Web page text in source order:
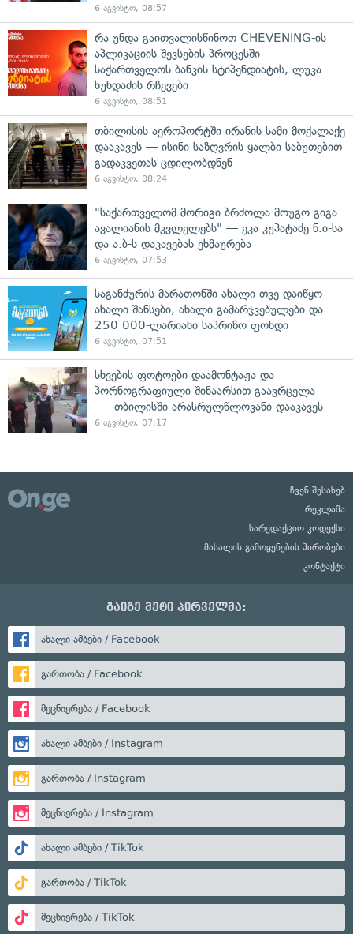
6 აგვისტო, 08:57
რა უნდა გაითვალისწინოთ CHEVENING-ის
აპლიკაციის შევსების პროცესში —
საქართველოს ბანკის სტიპენდიატის, ლუკა
ხუნდაძის რჩევები
6 აგვისტო, 08:51
თბილისის აეროპორტში ირანის სამი მოქალაქე
დააკავეს — ისინი საზღვრის ყალბი საბუთებით
გადაკვეთას ცდილობდნენ
6 აგვისტო, 08:24
"საქართველომ მორიგი ბრძოლა მოუგო გიგა
ავალიანის მკვლელებს" — ეკა კუპატაძე ნ.ი-სა
და ა.ბ-ს დაკავებას ეხმაურება
6 აგვისტო, 07:53
საგანძურის მარათონში ახალი თვე დაიწყო —
ახალი შანსები, ახალი გამარჯვებულები და
250 000-ლარიანი საპრიზო ფონდი
6 აგვისტო, 07:51
სხვების ფოტოები დაამონტაჟა და
პორნოგრაფიული შინაარსით გაავრცელა
— თბილისში არასრულწლოვანი დააკავეს
6 აგვისტო, 07:17
ჩვენ შესახებ
რეკლამა
სარედაქციო კოდექსი
მასალის გამოყენების პირობები
კონტაქტი
გაიგე მეტი პირველმა:
ახალი ამბები / Facebook
გართობა / Facebook
მეცნიერება / Facebook
ახალი ამბები / Instagram
გართობა / Instagram
მეცნიერება / Instagram
ახალი ამბები / TikTok
გართობა / TikTok
მეცნიერება / TikTok